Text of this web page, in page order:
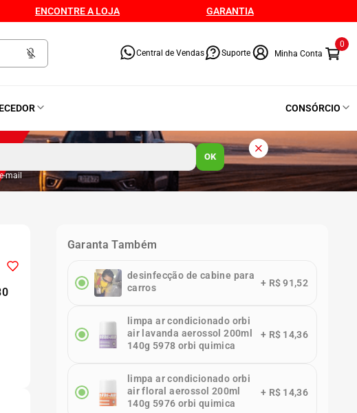
ENCONTRE A LOJA GARANTIA
Central de Vendas Suporte
0
CONSÓRCIO
OK
mail
Garanta Também
desinfecção de cabine para
carros
+ R$ 91,52
limpa ar condicionado orbi
air lavanda aerossol 200ml
140g 5978 orbi quimica
+ R$ 14,36
limpa ar condicionado orbi
air floral aerossol 200ml
140g 5976 orbi quimica
+ R$ 14,36